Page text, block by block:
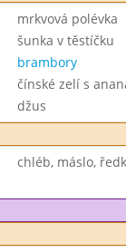
mrkvová polévka
šunka v těstíčku
brambory
čínské zelí s
džus
chléb, máslo,